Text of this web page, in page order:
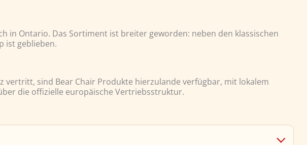
in Ontario. Das Sortiment ist breiter geworden: neben den klassischen
ist geblieben.
vertritt, sind Bear Chair Produkte hierzulande verfügbar, mit lokalem
die offizielle europäische Vertriebsstruktur.